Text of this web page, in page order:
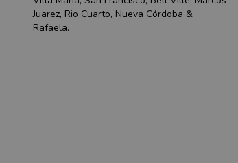
Juarez, Rio Cuarto, Nueva Córdoba &
Rafaela.